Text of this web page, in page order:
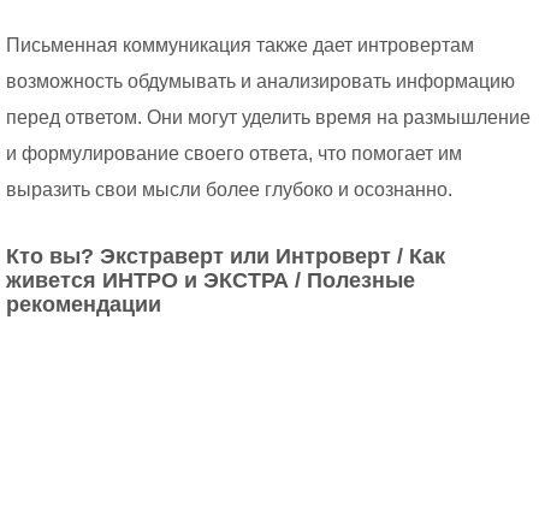
Письменная коммуникация также дает интровертам
возможность обдумывать и анализировать информацию
перед ответом. Они могут уделить время на размышление
и формулирование своего ответа, что помогает им
выразить свои мысли более глубоко и осознанно.
Кто вы? Экстраверт или Интроверт / Как
живется ИНТРО и ЭКСТРА / Полезные
рекомендации